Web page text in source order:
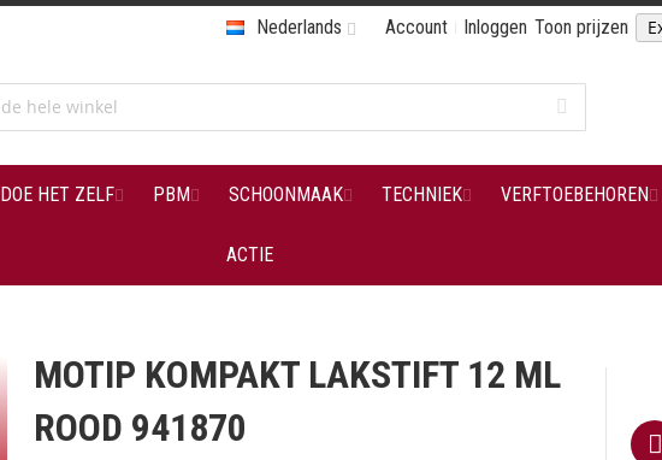
Account Inloggen Toon prijzen
Nederlands
DOE HET ZELF PBM SCHOONMAAK TECHNIEK VERFTOEBEHOREN
ACTIE
MOTIP KOMPAKT LAKSTIFT 12 ML
ROOD 941870